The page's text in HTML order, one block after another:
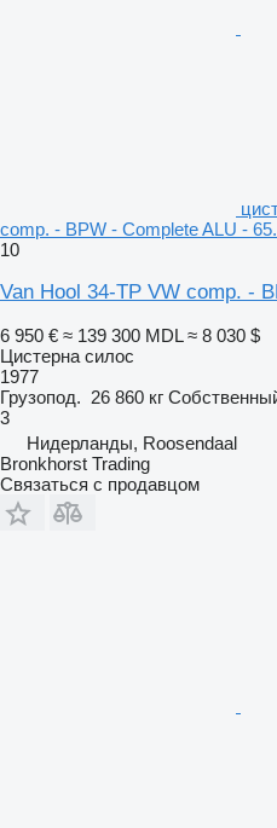
comp. - BPW - Complete ALU -
10
Van Hool 34-TP VW comp. -
6 950 € ≈ 139 300 MDL ≈ 8 030 $
Цистерна силос
1977
Грузопод. 26 860 кг
3
Нидерланды, Roosendaal
Bronkhorst Trading
Связаться с продавцом